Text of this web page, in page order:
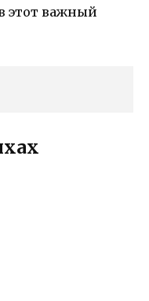
этот важный